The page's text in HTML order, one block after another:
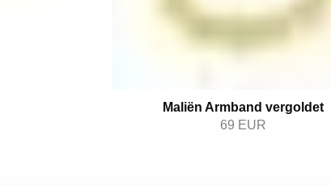
Maliën Armband vergoldet
69 EUR